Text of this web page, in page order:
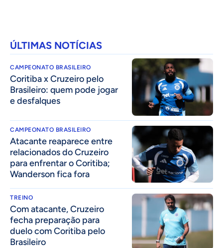
ÚLTIMAS NOTÍCIAS
CAMPEONATO BRASILEIRO
Coritiba x Cruzeiro pelo
Brasileiro: quem pode jogar
e desfalques
CAMPEONATO BRASILEIRO
Atacante reaparece entre
relacionados do Cruzeiro
para enfrentar o Coritiba;
Wanderson fica fora
TREINO
Com atacante, Cruzeiro
fecha preparação para
duelo com Coritiba pelo
Brasileiro